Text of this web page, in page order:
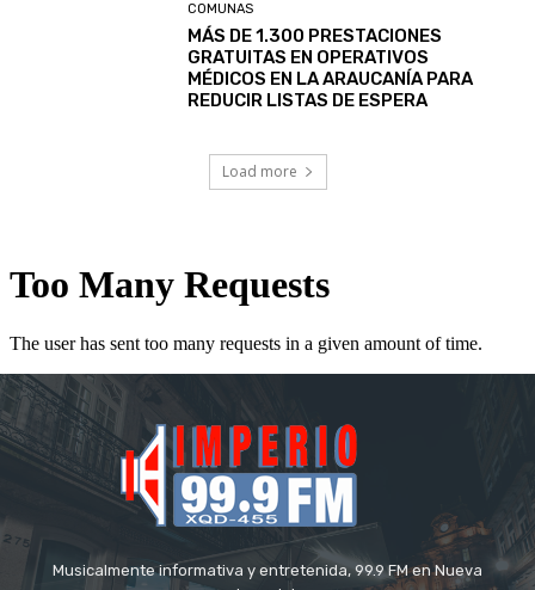
COMUNAS
MÁS DE 1.300 PRESTACIONES
GRATUITAS EN OPERATIVOS
MÉDICOS EN LA ARAUCANÍA PARA
REDUCIR LISTAS DE ESPERA
Load more
Musicalmente informativa y entretenida, 99.9 FM en Nueva